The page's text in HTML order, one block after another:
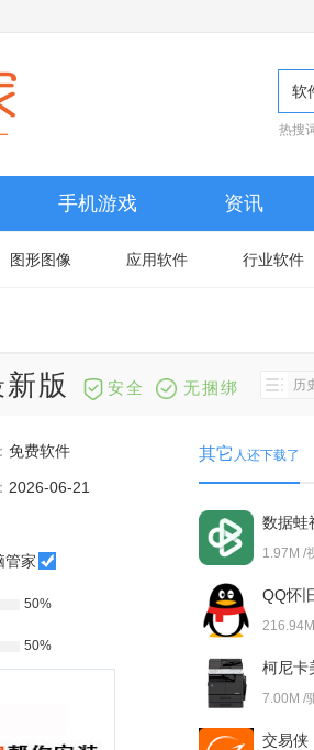
软
热搜
手机游戏 资讯
图形图像 应用软件 行业软件
版 安全 无捆绑 历
免费软件
2026-06-21
管家
50%
50%
其它 人还下载了
数据蛙
1.97M /
QQ怀
7.00M /
交易侠